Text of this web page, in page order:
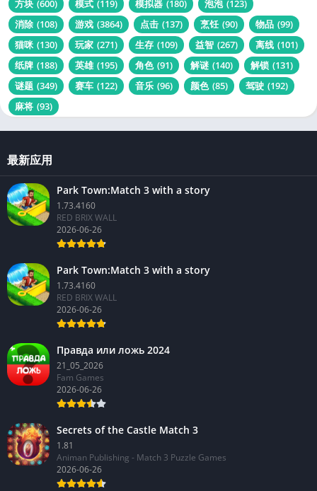
方块 (600) 模式 (119) 模拟器 (180) 泡泡 (123)
消除 (108) 游戏 (3864) 点击 (137) 烹饪 (90) 物品 (99)
猫咪 (130) 玩家 (271) 生存 (109) 益智 (267) 离线 (101)
纸牌 (188) 英雄 (195) 角色 (91) 解谜 (140) 解锁 (131)
谜题 (349) 赛车 (122) 音乐 (96) 颜色 (85) 驾驶 (192)
麻将 (93)
最新应用
Park Town:Match 3 with a story
1.73.4160
RED BRIX WALL
2026-06-26
Park Town:Match 3 with a story
1.73.4160
RED BRIX WALL
2026-06-26
Правда или ложь 2024
21_05_2026
Fam Games
2026-06-26
Secrets of the Castle Match 3
1.81
Animan Publishing - Match 3 Puzzle Games
2026-06-26